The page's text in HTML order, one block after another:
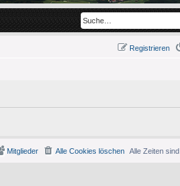
Registrieren
Alle Zeiten sind
Alle Cookies löschen
Mitglieder